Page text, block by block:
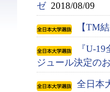
ゼ2018/08/09
【TM
『U-
ジュール決定の
全日本